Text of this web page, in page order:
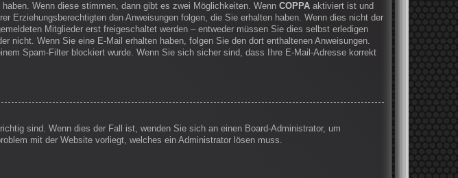
Wenn diese stimmen, dann gibt es zwei Möglichkeiten. Wenn COPPA aktiviert ist und
Erziehungsberechtigten den Anweisungen folgen, die Sie erhalten haben. Wenn dies nicht der
Mitglieder erst freigeschaltet werden – entweder müssen Sie dies selbst erledigen
nicht. Wenn Sie eine E-Mail erhalten haben, folgen Sie den dort enthaltenen Anweisungen.
Spam-Filter blockiert wurde. Wenn Sie sich sicher sind, dass Ihre E-Mail-Adresse korrekt
sind. Wenn dies der Fall ist, wenden Sie sich an einen Board-Administrator, um
mit der Website vorliegt, welches ein Administrator lösen muss.